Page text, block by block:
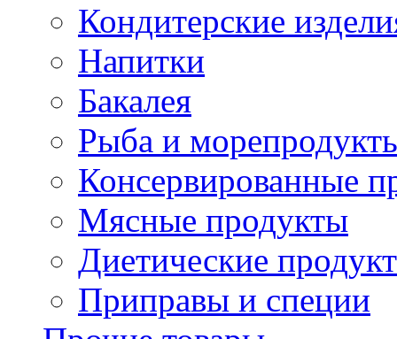
Кондитерские
Напитки
Бакалея
Рыба и
Консервированные
Мясные продукты
Диетические
Приправы и специи